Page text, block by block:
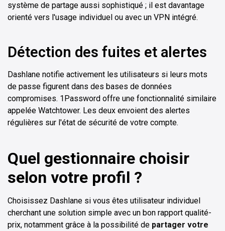
système de partage aussi sophistiqué ; il est davantage
orienté vers l'usage individuel ou avec un VPN intégré.
Détection des fuites et alertes
Dashlane notifie activement les utilisateurs si leurs mots
de passe figurent dans des bases de données
compromises. 1Password offre une fonctionnalité similaire
appelée Watchtower. Les deux envoient des alertes
régulières sur l'état de sécurité de votre compte.
Quel gestionnaire choisir
selon votre profil ?
Choisissez Dashlane si vous êtes utilisateur individuel
cherchant une solution simple avec un bon rapport qualité-
prix, notamment grâce à la possibilité de partager votre